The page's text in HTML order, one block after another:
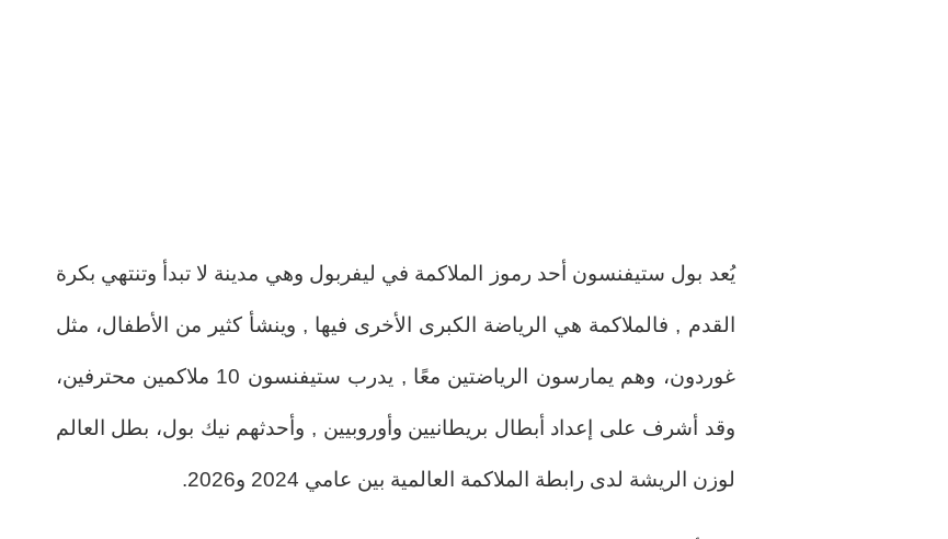
يُعد بول ستيفنسون أحد رموز الملاكمة في ليفربول وهي مدينة لا تبدأ وتنتهي بكرة
القدم , فالملاكمة هي الرياضة الكبرى الأخرى فيها , وينشأ كثير من الأطفال، مثل
غوردون، وهم يمارسون الرياضتين معًا , يدرب ستيفنسون 10 ملاكمين محترفين،
وقد أشرف على إعداد أبطال بريطانيين وأوروبيين , وأحدثهم نيك بول، بطل العالم
لوزن الريشة لدى رابطة الملاكمة العالمية بين عامي 2024 و2026.